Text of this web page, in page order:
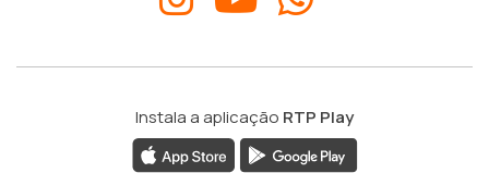
Instala a aplicação RTP Play